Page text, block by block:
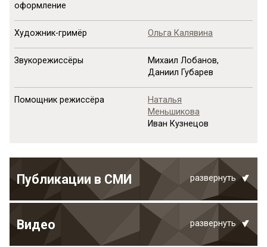
оформление
Художник-гримёр Ольга Калявина
Звукорежиссёры
Михаил Лобанов,
Даниил Губарев
Помощник режиссёра
Наталья
Меньшикова
Иван Кузнецов
Публикации в СМИ развернуть
Видео развернуть